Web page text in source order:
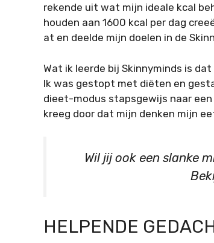
rekende uit wat mijn ideale kcal
houden aan 1600 kcal per dag
at en deelde mijn doelen in de
Wat ik leerde bij Skinnyminds is
Ik was gestopt met diëten en
dieet-modus stapsgewijs naar een
kreeg door dat mijn denken mijn
Wil jij ook een slanke
HELPENDE